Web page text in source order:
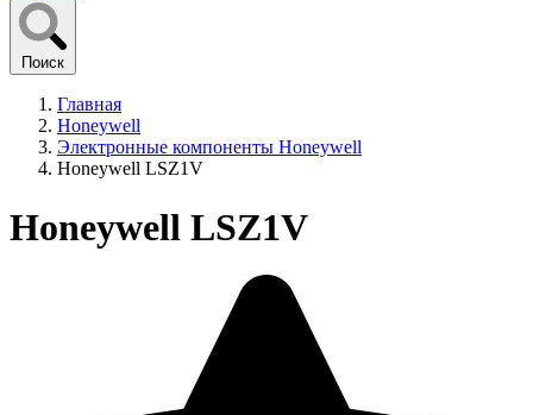
Поиск
Главная
Honeywell
Электронные компоненты Honeywell
Honeywell LSZ1V
Honeywell LSZ1V